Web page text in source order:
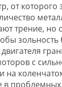
от которого
трение, но
зольность
с
проблемных